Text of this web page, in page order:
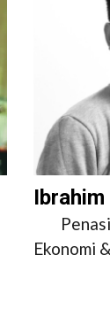
Ekonomi